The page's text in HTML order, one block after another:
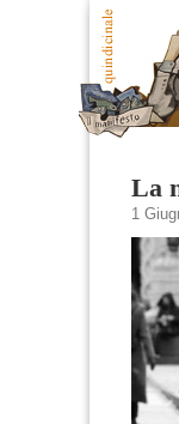
La
1